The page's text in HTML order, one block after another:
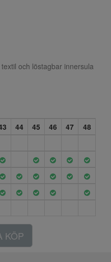
och löstagbar innersula
44 45 46 47
48
KÖP